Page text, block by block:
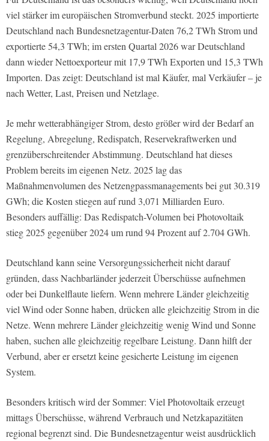
viel stärker im europäischen Stromverbund steckt. 2025 importierte
Deutschland nach Bundesnetzagentur-Daten 76,2 TWh Strom und
exportierte 54,3 TWh; im ersten Quartal 2026 war Deutschland
dann wieder Nettoexporteur mit 17,9 TWh Exporten und 15,3 TWh
Importen. Das zeigt: Deutschland ist mal Käufer, mal Verkäufer – je
nach Wetter, Last, Preisen und Netzlage.
Je mehr wetterabhängiger Strom, desto größer wird der Bedarf an
Regelung, Abregelung, Redispatch, Reservekraftwerken und
grenzüberschreitender Abstimmung. Deutschland hat dieses
Problem bereits im eigenen Netz. 2025 lag das
Maßnahmenvolumen des Netzengpassmanagements bei gut 30.319
GWh; die Kosten stiegen auf rund 3,071 Milliarden Euro.
Besonders auffällig: Das Redispatch-Volumen bei Photovoltaik
stieg 2025 gegenüber 2024 um rund 94 Prozent auf 2.704 GWh.
Deutschland kann seine Versorgungssicherheit nicht darauf
gründen, dass Nachbarländer jederzeit Überschüsse aufnehmen
oder bei Dunkelflaute liefern. Wenn mehrere Länder gleichzeitig
viel Wind oder Sonne haben, drücken alle gleichzeitig Strom in die
Netze. Wenn mehrere Länder gleichzeitig wenig Wind und Sonne
haben, suchen alle gleichzeitig regelbare Leistung. Dann hilft der
Verbund, aber er ersetzt keine gesicherte Leistung im eigenen
System.
Besonders kritisch wird der Sommer: Viel Photovoltaik erzeugt
mittags Überschüsse, während Verbrauch und Netzkapazitäten
regional begrenzt sind. Die Bundesnetzagentur weist ausdrücklich